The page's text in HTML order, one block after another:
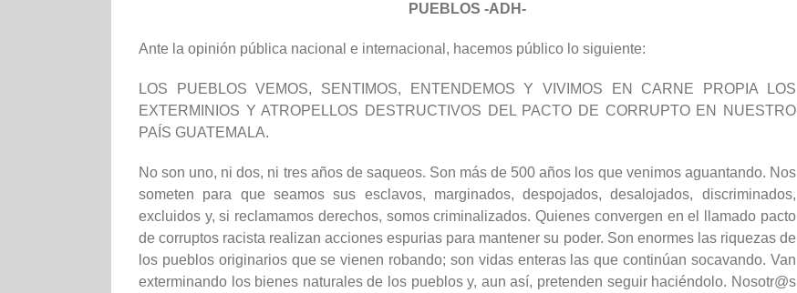
PUEBLOS -ADH-
Ante la opinión pública nacional e internacional, hacemos público lo siguiente:
LOS PUEBLOS VEMOS, SENTIMOS, ENTENDEMOS Y VIVIMOS EN CARNE PROPIA LOS
EXTERMINIOS Y ATROPELLOS DESTRUCTIVOS DEL PACTO DE CORRUPTO EN NUESTRO
PAÍS GUATEMALA.
No son uno, ni dos, ni tres años de saqueos. Son más de 500 años los que venimos aguantando. Nos
someten para que seamos sus esclavos, marginados, despojados, desalojados, discriminados,
excluidos y, si reclamamos derechos, somos criminalizados. Quienes convergen en el llamado pacto
de corruptos racista realizan acciones espurias para mantener su poder. Son enormes las riquezas de
los pueblos originarios que se vienen robando; son vidas enteras las que continúan socavando. Van
exterminando los bienes naturales de los pueblos y, aun así, pretenden seguir haciéndolo. Nosotr@s